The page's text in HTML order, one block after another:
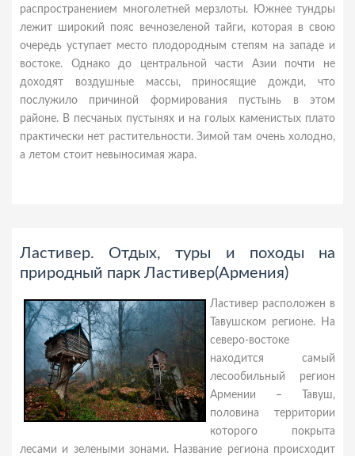
распространением многолетней мерзлоты. Южнее тундры
лежит широкий пояс вечнозеленой тайги, которая в свою
очередь уступает место плодородным степям на западе и
востоке. Однако до центральной части Азии почти не
доходят воздушные массы, приносящие дожди, что
послужило причиной формирования пустынь в этом
районе. В песчаных пустынях и на голых каменистых плато
практически нет растительности. Зимой там очень холодно,
а летом стоит невыносимая жара.
Ластивер. Отдых, туры и походы на
природный парк Ластивер(Армения)
Ластивер расположен в
Тавушском регионе. На
северо-востоке
находится самый
лесообильный регион
Армении – Тавуш,
половина территории
которого покрыта
лесами и зелеными зонами. Название региона происходит